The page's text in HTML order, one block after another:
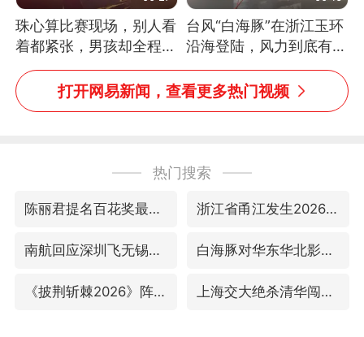
珠心算比赛现场，别人看
着都紧张，男孩却全程气
定神闲、从容作答，最终
拿下冠军。网友：这淡定
的样子，一看就是有实
台风“白海豚”在浙江玉环
沿海登陆，风力到底有多
大？记者腰上拴着安全
绳，依然站不稳
打开网易新闻，查看更多热门视频
热门搜索
陈丽君提名百花奖最佳新人奖 浙江省甬江发生2026年第1号洪水
南航回应深圳飞无锡航班起飞时遭雷击 白海豚对华东华北影响会大于巴威
《披荆斩棘2026》阵容官宣 上海交大绝杀清华闯进AUBL总决赛